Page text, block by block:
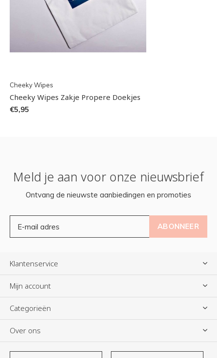
Cheeky Wipes
Cheeky Wipes Zakje Propere Doekjes
€5,95
Meld je aan voor onze nieuwsbrief
Ontvang de nieuwste aanbiedingen en promoties
ABONNEER
Klantenservice
Mijn account
Categorieën
Over ons